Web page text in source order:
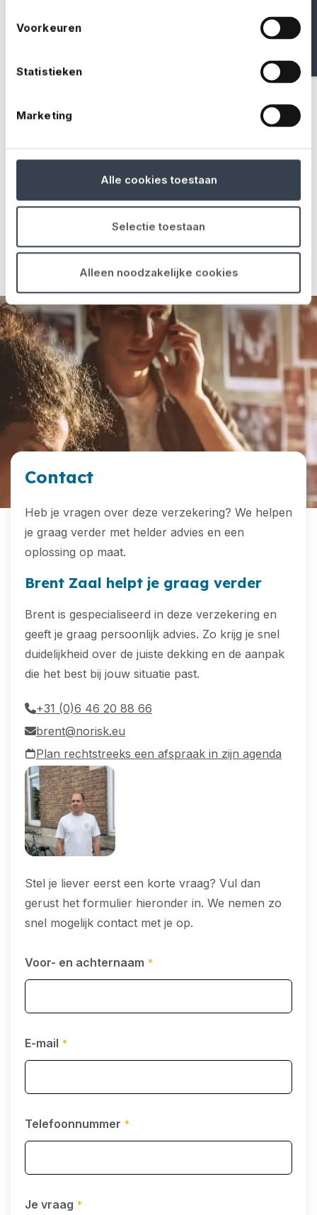
Voorkeuren
Statistieken
Marketing
Alle cookies toestaan
Selectie toestaan
Alleen noodzakelijke cookies
+9.500 polissen vorig
25 medewerkers
24/7
Contact
Heb je vragen over deze verzekering? We helpen
je graag verder met helder advies en een
oplossing op maat.
Brent Zaal helpt je graag verder
Brent is gespecialiseerd in deze verzekering en
geeft je graag persoonlijk advies. Zo krijg je snel
duidelijkheid over de juiste dekking en de aanpak
die het best bij jouw situatie past.
+31 (0)6 46 20 88 66
brent@norisk.eu
Plan rechtstreeks een afspraak in zijn agenda
Stel je liever eerst een korte vraag? Vul dan
gerust het formulier hieronder in. We nemen zo
snel mogelijk contact met je op.
Voor- en achternaam *
E-mail *
Telefoonnummer *
Je vraag *